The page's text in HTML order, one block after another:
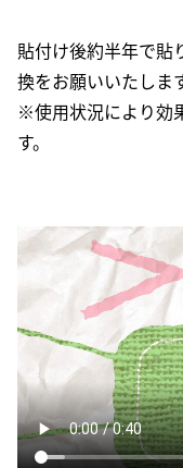
貼付け後約半年で貼
換をお願いいたしま
※使用状況により効
す。